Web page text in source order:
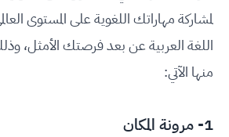
لمشاركة مهاراتك اللغوية على المستوى
اللغة العربية عن بعد فرصتك الأمثل،
منها الآتي:
1- مرونة المكان